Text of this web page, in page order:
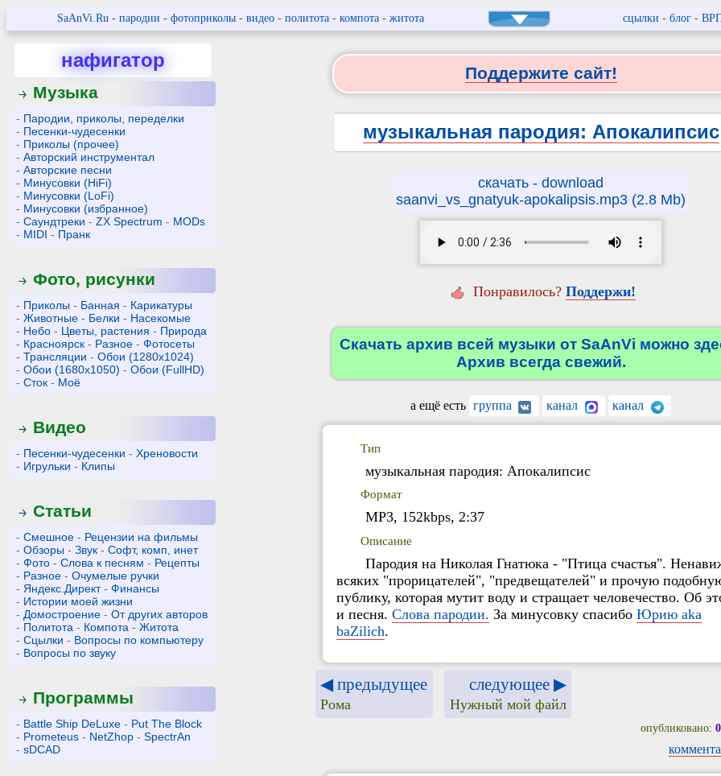
SaAnVi.Ru- пародии - фотоприколы- видео- политота- компота- житота сцылки - блог-
нафигатор
Музыка
- Пародии, приколы, переделки
- Песенки-чудесенки
- Приколы (прочее)
-Авторский инструментал
-Авторские песни
- Минусовки (HiFi)
- Минусовки (LoFi)
- Минусовки (избранное)
-Саундтреки -ZX Spectrum - MODs
- MIDI - Пранк
Фото, рисунки
- Приколы - Банная - Карикатуры
-Животные - Белки - Насекомые
- Небо - Цветы, растения - Природа
- Красноярск - Разное -Фотосеты
-Трансляции -Обои (1280x1024)
-Обои (1680x1050) -Обои (FullHD)
-Сток - Моё
Видео
- Песенки-чудесенки -Хреновости
- Игрульки - Клипы
Статьи
-Смешное - Рецензии на фильмы
-Обзоры -Звук -Софт, комп, инет
-Фото -Слова к песням - Рецепты
- Разное -Очумелые ручки
- Яндекс.Директ-Финансы
- Истории моей жизни
- Домостроение -От других авторов
- Политота - Компота -Житота
-Сцылки - Вопросы по компьютеру
- Вопросы по звуку
Программы
- Battle Ship DeLuxe - Put The Block
- Prometeus - NetZhop -SpectrAn
-sDCAD
Поддержите сайт!
музыкальная пародия: Апокалипсис
скачать - download
saanvi_vs_gnatyuk-apokalipsis.mp3 (2.8 Mb)
Понравилось? Поддержи!
Скачать архив всей музыки от SaAnVi можно
Архив всегда свежий.
а ещё есть группа канал канал
Тип
музыкальная пародия: Апокалипсис
Формат
MP3, 152kbps, 2:37
Описание
Пародия на Николая Гнатюка - "Птица счастья".
всяких "прорицателей", "предвещателей" и прочую
публику, которая мутит воду и стращает человечество. Об
и песня.Слова пародии. За минусовку спасибоЮрию aka
baZilich.
◀ предыдущее
Рома
следующее ▶
Нужный мой файл
опубликовано: